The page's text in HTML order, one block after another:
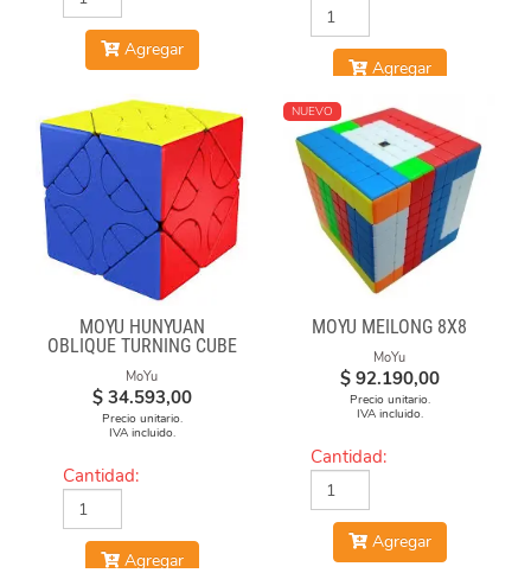
Agregar
Agregar
MOYU HUNYUAN
OBLIQUE TURNING CUBE
2 MIUP SKEWB
MoYu
$ 34.593,00
Precio unitario.
IVA incluido.
Cantidad:
Agregar
NUEVO
MOYU MEILONG 8X8
MoYu
$ 92.190,00
Precio unitario.
IVA incluido.
Cantidad:
Agregar